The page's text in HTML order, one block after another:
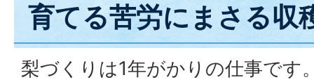
育てる苦労にまさる収
梨づくりは1年がかりの仕事です